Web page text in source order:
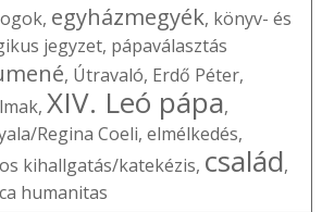
, egyházmegyék, könyv- és
jegyzet, pápaválasztás
, Útravaló, Erdő Péter,
, XIV. Leó pápa,
Regina Coeli, elmélkedés,
kihallgatás/katekézis, család,
humanitas